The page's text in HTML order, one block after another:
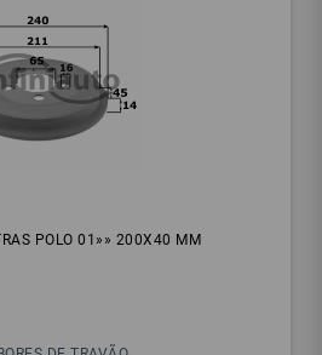
POLO 01»» 200X40 MM